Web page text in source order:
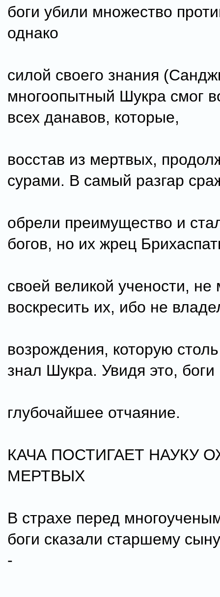
боги убили множество
однако
силой своего знания
многоопытный Шукра смог
всех данавов, которые,
восстав из мертвых,
сурами. В самый разгар
обрели преимущество и
богов, но их жрец
своей великой учености, не
воскресить их, ибо не
возрождения, которую
знал Шукра. Увидя это,
глубочайшее отчаяние.
КАЧА ПОСТИГАЕТ НАУКУ
МЕРТВЫХ
В страхе перед
боги сказали старшему
-